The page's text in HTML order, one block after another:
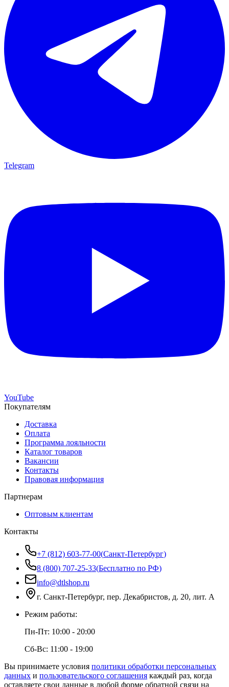
Telegram
YouTube
Покупателям
Доставка
Оплата
Программа лояльности
Каталог товаров
Вакансии
Контакты
Правовая информация
Партнерам
Оптовым клиентам
Контакты
+7 (812) 603-77-00(Санкт-Петербург)
8 (800) 707-25-33(Бесплатно по РФ)
info@dtlshop.ru
г. Санкт-Петербург, пер. Декабристов, д. 20, лит. А
Режим работы:
Пн-Пт: 10:00 - 20:00
Сб-Вс: 11:00 - 19:00
Вы принимаете условия политики обработки персональных
данных и пользовательского соглашения каждый раз, когда
оставляете свои данные в любой форме обратной связи на